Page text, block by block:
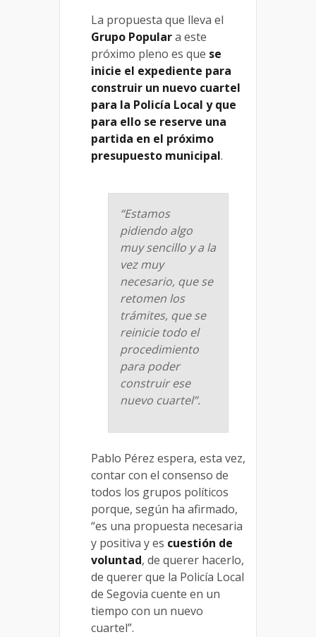
La propuesta que lleva el
Grupo Populara este
próximo pleno es que se
inicie el expediente para
construir un nuevo cuartel
para la Policía Local y que
para ello se reserve una
partida en el próximo
presupuesto municipal.
“Estamos
pidiendo algo
muy sencillo y a la
vez muy
necesario, que se
retomen los
trámites, que se
reinicie todo el
procedimiento
para poder
construir ese
nuevo cuartel”.
Pablo Pérez espera, esta vez,
contar con el consenso de
todos los grupos políticos
porque, según ha afirmado,
“es una propuesta necesaria
y positiva y es cuestión de
voluntad, de querer hacerlo,
de querer que la Policía Local
de Segovia cuente en un
tiempo con un nuevo
cuartel”.